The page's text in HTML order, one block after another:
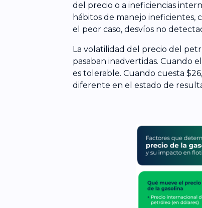
del precio o a ineficiencias
hábitos de manejo ineficientes,
el peor caso, desvíos no
La volatilidad del precio del
pasaban inadvertidas. Cuando
es tolerable. Cuando cuesta
diferente en el estado de